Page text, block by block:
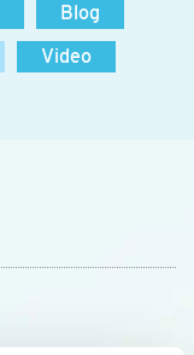
Blog
Video